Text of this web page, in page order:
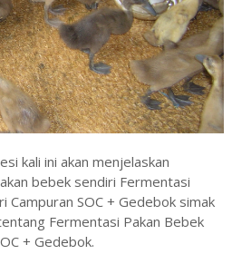
kali ini akan menjelaskan
bebek sendiri Fermentasi
Campuran SOC + Gedebok simak
Fermentasi Pakan Bebek
+ Gedebok.